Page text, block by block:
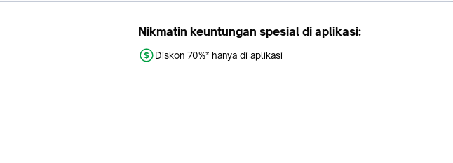
Nikmatin keuntungan spesial di aplikasi:
Diskon 70%* hanya di aplikasi